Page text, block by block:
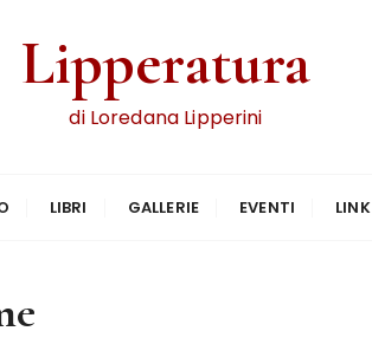
Lipperatura
di Loredana Lipperini
LIBRI GALLERIE EVENTI LINK